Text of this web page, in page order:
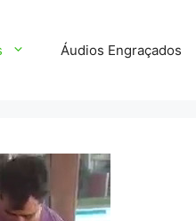
Áudios Engraçados